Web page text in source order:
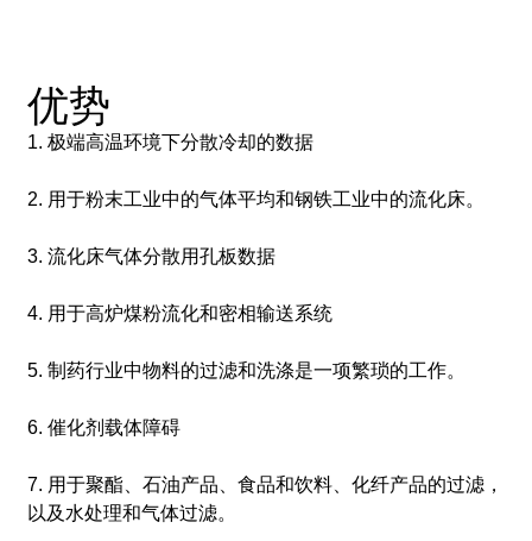
优势
1. 极端高温环境下分散冷却的数据
2. 用于粉末工业中的气体平均和钢铁工业中的流化床。
3. 流化床气体分散用孔板数据
4. 用于高炉煤粉流化和密相输送系统
5. 制药行业中物料的过滤和洗涤是一项繁琐的工作。
6. 催化剂载体障碍
7. 用于聚酯、石油产品、食品和饮料、化纤产品的过滤，
以及水处理和气体过滤。